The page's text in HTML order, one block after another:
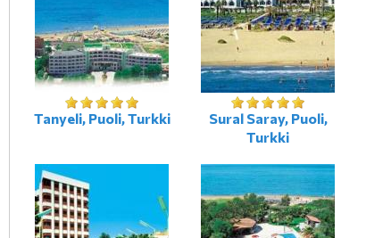
Tanyeli, Puoli, Turkki
Sural Saray, Puoli,
Turkki